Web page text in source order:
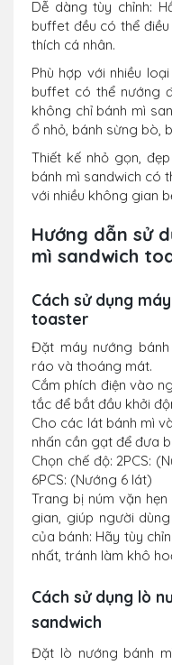
Dễ dàng tùy chỉnh:
buffet đều có thể
thích cá nhân.
Phù hợp với nhiều
buffet có thể nướng
không chỉ bánh mì
ổ nhỏ, bánh sừng bò,
Thiết kế nhỏ gọn,
bánh mì sandwich có
với nhiều không gian
Hướng dẫn sử
mì sandwich
Cách sử dụng
toaster
Đặt máy nướng
ráo và thoáng mát.
Cắm phích điện vào
tắc để bắt đầu khởi
Cho các lát bánh mì
nhấn cần gạt để đưa
Chọn chế độ: 2PCS:
6PCS: (Nướng 6 lát)
Trang bị núm vặn
gian, giúp người
của bánh: Hãy tùy
nhất, tránh làm khô
Cách sử dụng lò
sandwich
Đặt lò nướng bánh